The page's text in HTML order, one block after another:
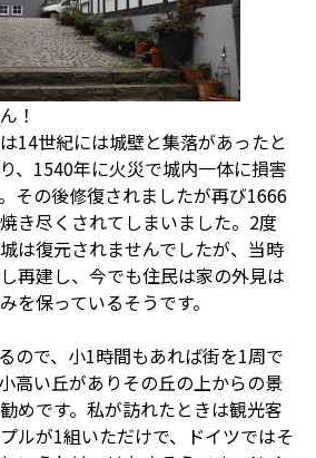
！
14世紀には城壁と集落があったと
、1540年に火災で城内一体に損害
その後修復されましたが再び1666
き尽くされてしまいました。2度
は復元されませんでしたが、当時
再建し、今でも住民は家の外見は
を保っているそうです。
ので、小1時間もあれば街を1周で
高い丘がありその丘の上からの景
めです。私が訪れたときは観光客
ルが1組いただけで、ドイツではそ